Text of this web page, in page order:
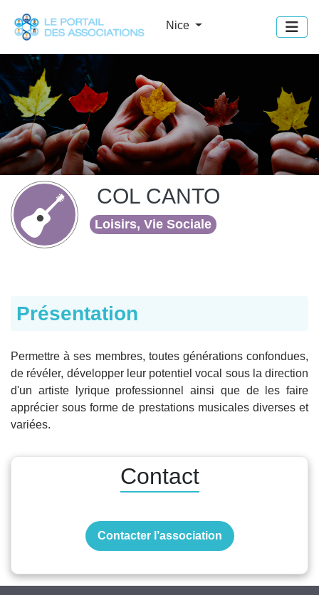
Nice
COL CANTO
Loisirs, Vie Sociale
Présentation
Permettre à ses membres, toutes générations confondues,
de révéler, développer leur potentiel vocal sous la direction
d'un artiste lyrique professionnel ainsi que de les faire
apprécier sous forme de prestations musicales diverses et
variées.
Contact
Contacter l’association